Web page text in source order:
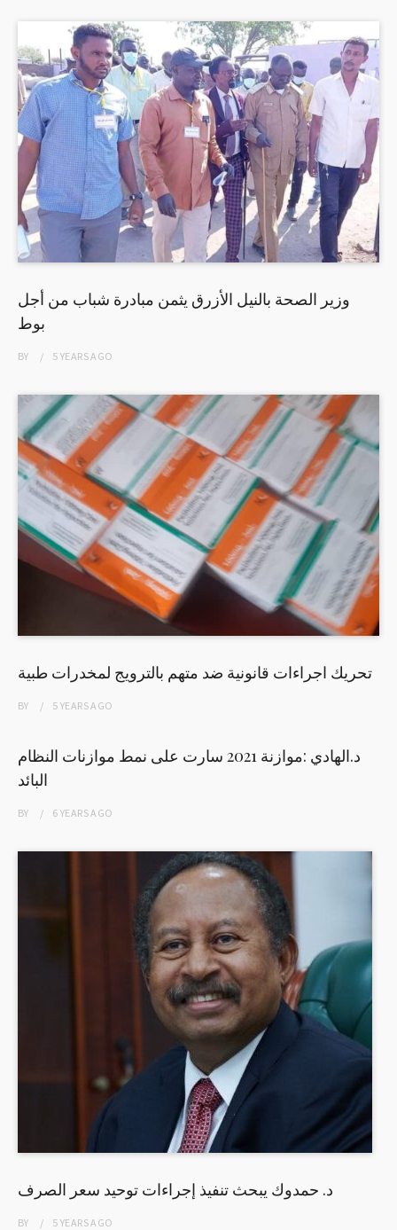
وزير الصحة بالنيل الأزرق يثمن مبادرة شباب من أجل
بوط
BY 5 YEARSAGO
تحريك اجراءات قانونية ضد متهم بالترويج لمخدرات طبية
BY 5 YEARSAGO
د.الهادي :موازنة 2021 سارت على نمط موازنات النظام
البائد
BY 6 YEARSAGO
د. حمدوك يبحث تنفيذ إجراءات توحيد سعر الصرف
BY 5 YEARSAGO